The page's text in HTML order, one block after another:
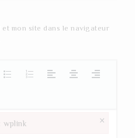
mon site dans le navigateur
wplink ×